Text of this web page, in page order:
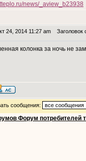
news/_aview_b23938
24, 2014 11:27 am Заголовок
колонка за ночь не
сообщения:
Форум потребителей